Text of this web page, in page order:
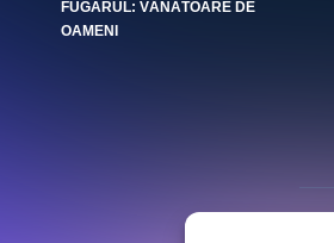
FUGARUL: VÂNĂTOARE DE
OAMENI